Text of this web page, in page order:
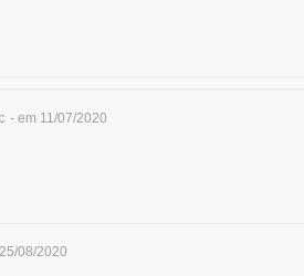
- em 11/07/2020
08/2020